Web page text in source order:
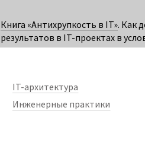
IT-архитектура
Инженерные практики
Книга «Антихрупкость в IT». Как
результатов в IT-проектах в
неопределённости.